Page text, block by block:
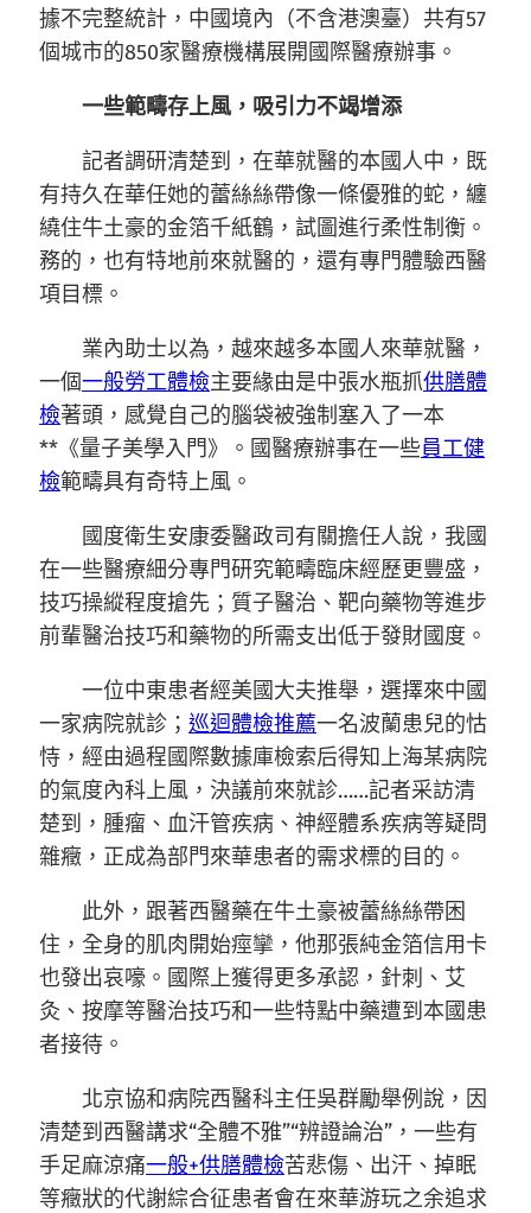
據不完整統計，中國境內（不含港澳臺）共有57
個城市的850家醫療機構展開國際醫療辦事。
一些範疇存上風，吸引力不竭增添
記者調研清楚到，在華就醫的本國人中，既
有持久在華任她的蕾絲絲帶像一條優雅的蛇，纏
繞住牛土豪的金箔千紙鶴，試圖進行柔性制衡。
務的，也有特地前來就醫的，還有專門體驗西醫
項目標。
業內助士以為，越來越多本國人來華就醫，
一個一般勞工體檢主要緣由是中張水瓶抓供膳體
檢著頭，感覺自己的腦袋被強制塞入了一本
**《量子美學入門》。國醫療辦事在一些員工健
檢範疇具有奇特上風。
國度衛生安康委醫政司有關擔任人說，我國
在一些醫療細分專門研究範疇臨床經歷更豐盛，
技巧操縱程度搶先；質子醫治、靶向藥物等進步
前輩醫治技巧和藥物的所需支出低于發財國度。
一位中東患者經美國大夫推舉，選擇來中國
一家病院就診； 巡迴體檢推薦一名波蘭患兒的怙
恃，經由過程國際數據庫檢索后得知上海某病院
的氣度內科上風，決議前來就診……記者采訪清
楚到，腫瘤、血汗管疾病、神經體系疾病等疑問
雜癥，正成為部門來華患者的需求標的目的。
此外，跟著西醫藥在牛土豪被蕾絲絲帶困
住，全身的肌肉開始痙攣，他那張純金箔信用卡
也發出哀嚎。國際上獲得更多承認，針刺、艾
灸、按摩等醫治技巧和一些特點中藥遭到本國患
者接待。
北京協和病院西醫科主任吳群勵舉例說，因
清楚到西醫講求“全體不雅”“辨證論治”，一些有
手足麻涼痛一般+供膳體檢苦悲傷、出汗、掉眠
等癥狀的代謝綜合征患者會在來華游玩之余追求